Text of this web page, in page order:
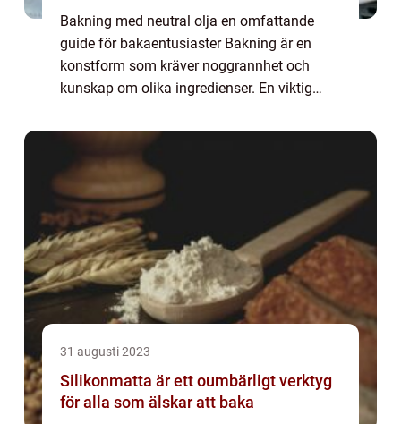
Bakning med neutral olja en omfattande
guide för bakaentusiaster Bakning är en
konstform som kräver noggrannhet och
kunskap om olika ingredienser. En viktig
finns dock olika typer av olja att välja
mellan, och...
31 augusti 2023
Silikonmatta är ett oumbärligt verktyg
för alla som älskar att baka